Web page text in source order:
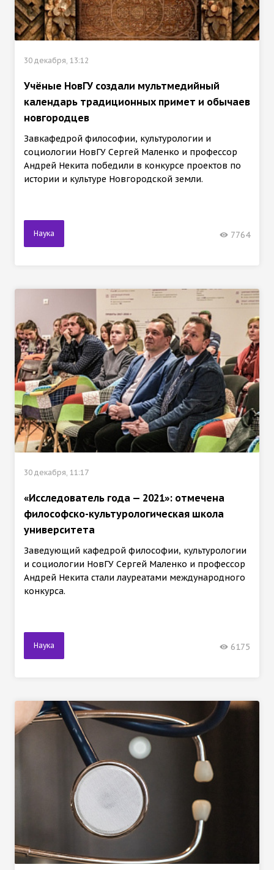
30 декабря, 13:12
Учёные НовГУ создали мультмедийный
календарь традиционных примет и обычаев
новгородцев
Завкафедрой философии, культурологии и
социологии НовГУ Сергей Маленко и профессор
Андрей Некита победили в конкурсе проектов по
истории и культуре Новгородской земли.
Наука 7764
30 декабря, 11:17
«Исследователь года — 2021»: отмечена
философско-культурологическая школа
университета
Заведующий кафедрой философии, культурологии
и социологии НовГУ Сергей Маленко и профессор
Андрей Некита стали лауреатами международного
конкурса.
Наука 6175